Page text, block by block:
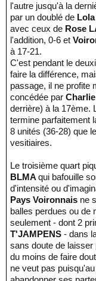
l'autre jusqu'à la
par un doublé de
avec ceux de Rose
l'addition, 0-6 et
à 17-21.
C'est pendant le
faire la différence,
passage, il ne profite
concédée par
derrière) à la 17ème.
termine parfaitement
8 unités (36-28) que
vesitiaires.
Le troisième quart
BLMA qui bafouille
d'intensité ou
Pays Voironnais ne
balles perdues ou de
seulement - dont 2
T'JAMPENS - dans
sans doute de
du moins de faire
ne veut pas